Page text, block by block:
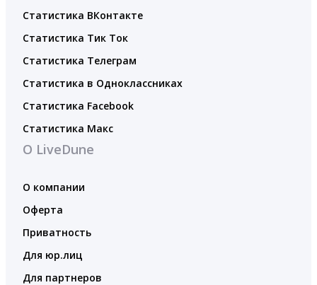
Статистика ВКонтакте
Статистика Тик Ток
Статистика Телеграм
Статистика в Одноклассниках
Статистика Facebook
Статистика Макс
О LiveDune
О компании
Оферта
Приватность
Для юр.лиц
Для партнеров